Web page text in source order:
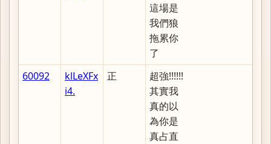
這場是
我們狼
拖累你
了
60092
klLeXFx
i4.
正
超強!!!!!!
其實我
真的以
為你是
真占直